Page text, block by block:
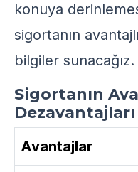
konuya
sigortanın
bilgiler sunacağız.
Sigortanın
Dezavantajları
Avantajlar